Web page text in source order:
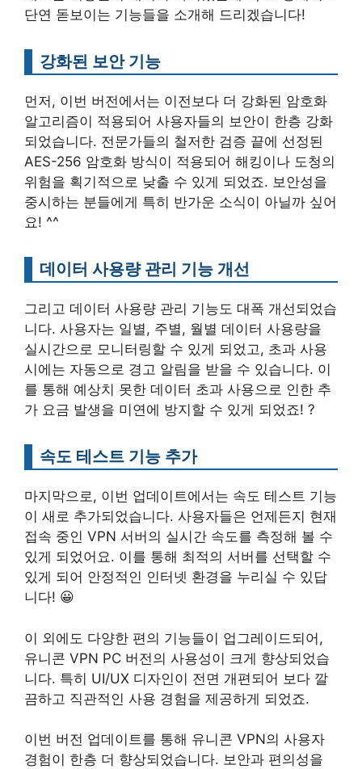
단연 돋보이는 기능들을 소개해 드리겠습니다!
강화된 보안 기능
먼저, 이번 버전에서는 이전보다 더 강화된 암호화
알고리즘이 적용되어 사용자들의 보안이 한층 강화
되었습니다. 전문가들의 철저한 검증 끝에 선정된
AES-256 암호화 방식이 적용되어 해킹이나 도청의
위험을 획기적으로 낮출 수 있게 되었죠. 보안성을
중시하는 분들에게 특히 반가운 소식이 아닐까 싶어
요! ^^
데이터 사용량 관리 기능 개선
그리고 데이터 사용량 관리 기능도 대폭 개선되었습
니다. 사용자는 일별, 주별, 월별 데이터 사용량을
실시간으로 모니터링할 수 있게 되었고, 초과 사용
시에는 자동으로 경고 알림을 받을 수 있습니다. 이
를 통해 예상치 못한 데이터 초과 사용으로 인한 추
가 요금 발생을 미연에 방지할 수 있게 되었죠! ?
속도 테스트 기능 추가
마지막으로, 이번 업데이트에서는 속도 테스트 기능
이 새로 추가되었습니다. 사용자들은 언제든지 현재
접속 중인 VPN 서버의 실시간 속도를 측정해 볼 수
있게 되었어요. 이를 통해 최적의 서버를 선택할 수
있게 되어 안정적인 인터넷 환경을 누리실 수 있답
니다! 😀
이 외에도 다양한 편의 기능들이 업그레이드되어,
유니콘 VPN PC 버전의 사용성이 크게 향상되었습
니다. 특히 UI/UX 디자인이 전면 개편되어 보다 깔
끔하고 직관적인 사용 경험을 제공하게 되었죠.
이번 버전 업데이트를 통해 유니콘 VPN의 사용자
경험이 한층 더 향상되었습니다. 보안과 편의성을